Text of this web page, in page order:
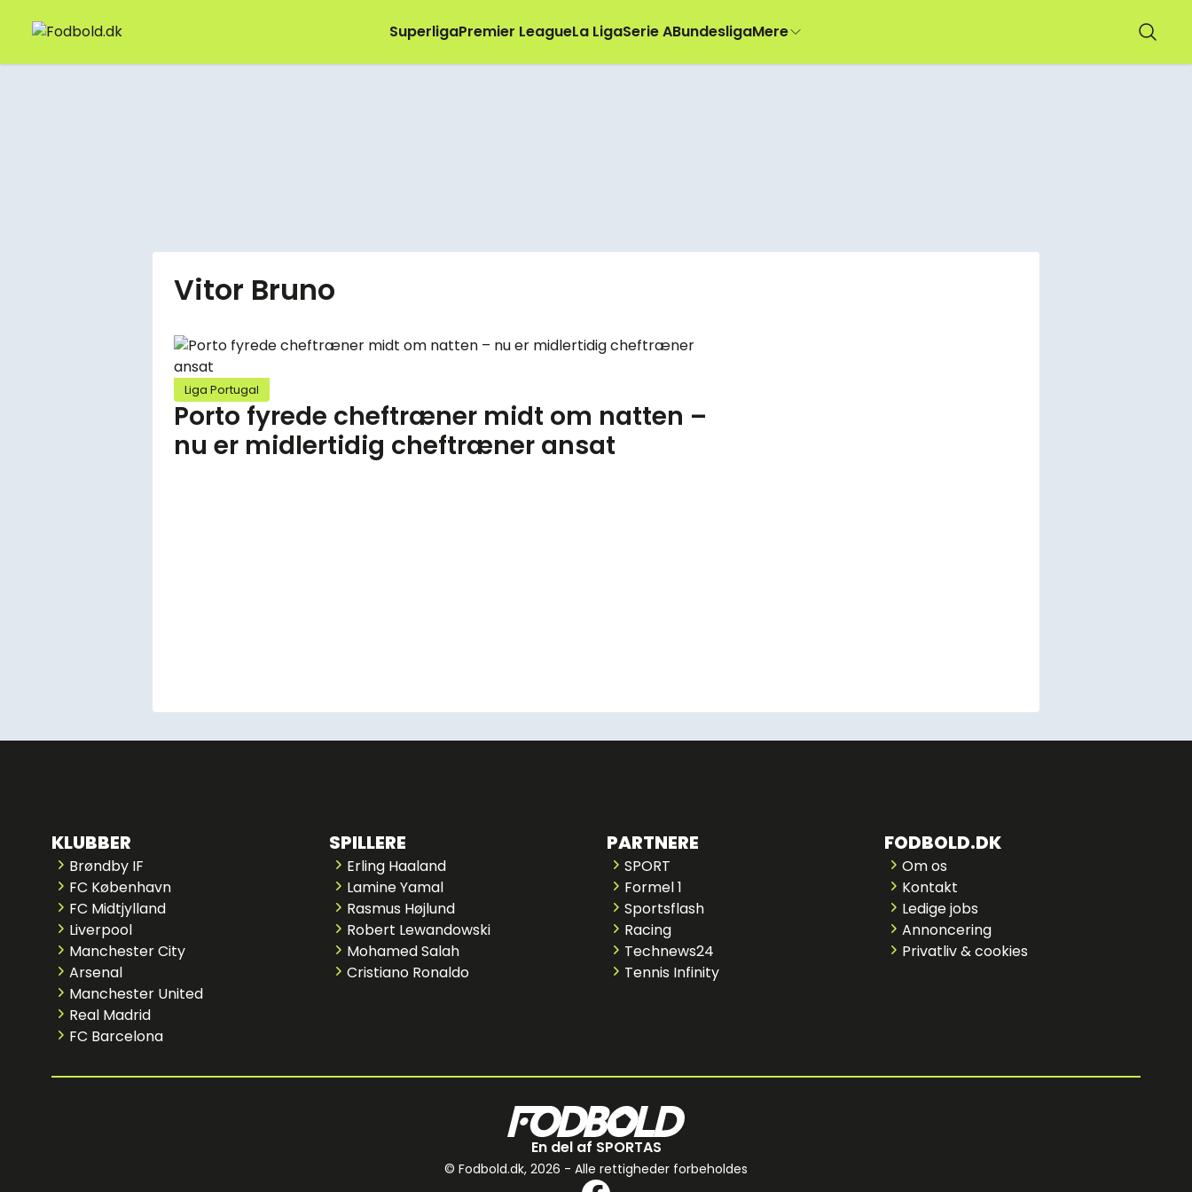
SuperligaPremier LeagueLa LigaSerie ABundesligaMere
Vitor Bruno
Liga Portugal
Porto fyrede cheftræner midt om natten –
nu er midlertidig cheftræner ansat
KLUBBER
Brøndby IF
FC København
FC Midtjylland
Liverpool
Manchester City
Arsenal
Manchester United
Real Madrid
FC Barcelona
SPILLERE
Erling Haaland
Lamine Yamal
Rasmus Højlund
Robert Lewandowski
Mohamed Salah
Cristiano Ronaldo
PARTNERE
SPORT
Formel 1
Sportsflash
Racing
Technews24
Tennis Infinity
FODBOLD.DK
Om os
Kontakt
Ledige jobs
Annoncering
Privatliv & cookies
En del af SPORTAS
© Fodbold.dk, 2026 - Alle rettigheder forbeholdes